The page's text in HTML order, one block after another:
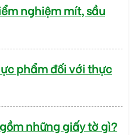
nghiệm mít, sầu
phẩm đối với thực
những giấy tờ gì?